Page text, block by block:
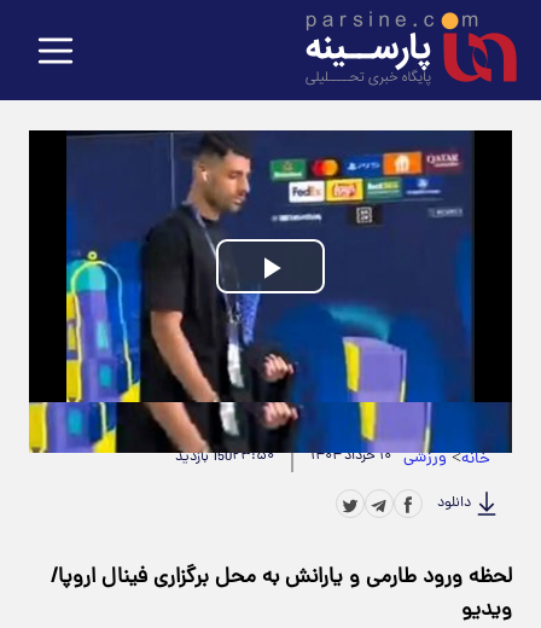
Play
Video
حجم ویدیو: 818.96K |مدت زمان ویدیو: 00:00:13
خانه>ورزشی ۱۰ خرداد ۱۴۰۴ ۲۳:۵۰150 بازدید
دانلود
لحظه ورود طارمی و یارانش به محل برگزاری فینال اروپا/
ویدیو